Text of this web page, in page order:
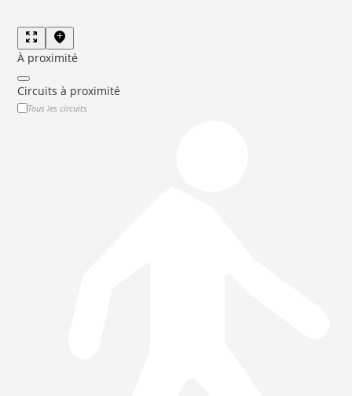
À proximité
Circuits à proximité
Tous les circuits